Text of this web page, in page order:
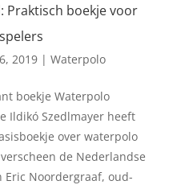
Praktisch boekje voor
2019| Waterpolo
boekje Waterpolo
Ildikó Szedlmayer heeft
over waterpolo
de Nederlandse
Noordergraaf, oud-